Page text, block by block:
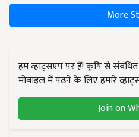
More
हम व्हाट्सएप पर हैं! कृषि से
मोबाइल में पढ़ने के लिए हमारे
Join on